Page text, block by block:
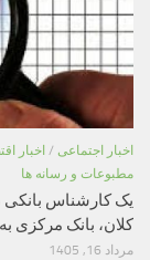
اخبار اجتماعی / اخبار
مطبوعات و رسانه ها
یک کارشناس بانکی
کلان، بانک مرکزی
مرداد 16, 1405